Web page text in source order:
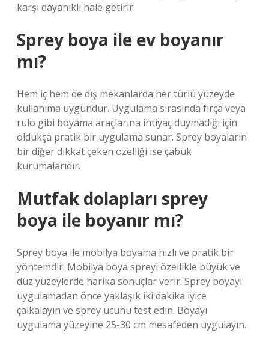
karşı dayanıklı hale getirir.
Sprey boya ile ev boyanır
mı?
Hem iç hem de dış mekanlarda her türlü yüzeyde
kullanıma uygundur. Uygulama sırasında fırça veya
rulo gibi boyama araçlarına ihtiyaç duymadığı için
oldukça pratik bir uygulama sunar. Sprey boyaların
bir diğer dikkat çeken özelliği ise çabuk
kurumalarıdır.
Mutfak dolapları sprey
boya ile boyanır mı?
Sprey boya ile mobilya boyama hızlı ve pratik bir
yöntemdir. Mobilya boya spreyi özellikle büyük ve
düz yüzeylerde harika sonuçlar verir. Sprey boyayı
uygulamadan önce yaklaşık iki dakika iyice
çalkalayın ve sprey ucunu test edin. Boyayı
uygulama yüzeyine 25-30 cm mesafeden uygulayın.